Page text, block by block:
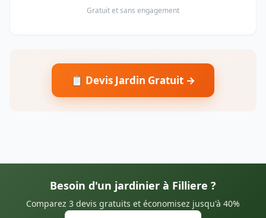
Gratuit et sans engagement
📋 Devis Jardin Gratuit →
Besoin d'un jardinier à Filliere ?
Comparez 3 devis gratuits et économisez jusqu'à 40%